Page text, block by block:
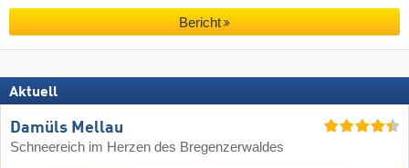
Bericht
Aktuell
Damüls Mellau
Schneereich im Herzen des Bregenzerwaldes